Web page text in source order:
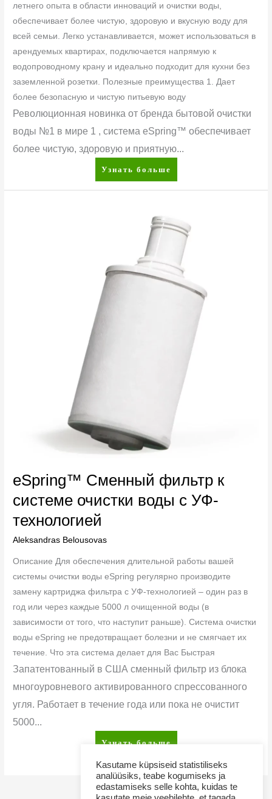
летнего опыта в области инноваций и очистки воды,
обеспечивает более чистую, здоровую и вкусную воду для
всей семьи. Легко устанавливается, может использоваться в
арендуемых квартирах, подключается напрямую к
водопроводному крану и идеально подходит для кухни без
заземленной розетки. Полезные преимущества 1. Дает
более безопасную и чистую питьевую воду
Революционная новинка от бренда бытовой очистки
воды №1 в мире 1 , система eSpring™ обеспечивает
более чистую, здоровую и приятную...
Узнать больше
eSpring™ Сменный фильтр к
cистеме очистки воды с УФ-
технологией
Aleksandras Belousovas
Описание Для обеспечения длительной работы вашей
системы очистки воды eSpring регулярно производите
замену картриджа фильтра с УФ-технологией – один раз в
год или через каждые 5000 л очищенной воды (в
зависимости от того, что наступит раньше). Система очистки
воды eSpring не предотвращает болезни и не смягчает их
течение. Что эта система делает для Вас Быстрая
Запатентованный в США сменный фильтр из блока
многоуровневого активированного спрессованного
угля. Работает в течение года или пока не очистит
5000...
cистеме
очистки
Узнать больше
Kasutame küpsiseid statistiliseks
analüüsiks, teabe kogumiseks ja
edastamiseks selle kohta, kuidas te